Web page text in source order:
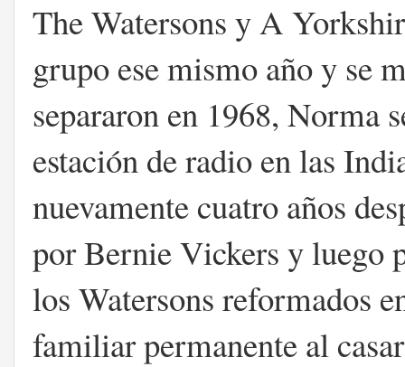
The Watersons y A
grupo ese mismo año y se
separaron en 1968, Norma
estación de radio en las
nuevamente cuatro años
por Bernie Vickers y luego
los Watersons reformados
familiar permanente al